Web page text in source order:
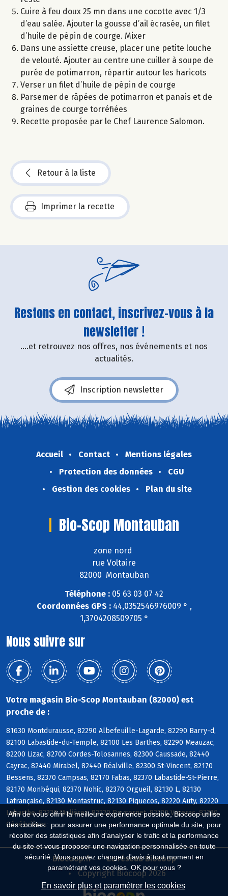
Afin de vous offrir la meilleure expérience possible, Biocoop utilise
des cookies : pour assurer une performance optimale du site, pour
récolter des statistiques afin d'analyser le trafic et la performance
du site et vous proposer une navigation personnalisée en toute
sécurité. Vous pouvez changer d'avis à tout moment en
paramétrant vos cookies. OK pour vous ?
En savoir plus et paramétrer les cookies
Cuire à feu doux 25 mn dans une cocotte avec 1/3
d’eau salée. Ajouter la gousse d’ail écrasée, un filet
d’huile de pépin de courge. Mixer
Dans une assiette creuse, placer une petite louche
de velouté. Ajouter au centre une cuiller à soupe de
purée de potimarron, répartir autour les haricots
Verser un filet d’huile de pépin de courge
Parsemer de râpées de potimarron et panais et de
graines de courge torréfiées
Recette proposée par le Chef Laurence Salomon.
Retour à la liste
Imprimer la recette
Restons en contact, inscrivez-vous à la
newsletter !
....et retrouvez nos offres, nos événements et nos
actualités.
Inscription newsletter
Accueil Contact
Mentions légales
Protection des données
CGU
Gestion des cookies
Plan du site
Bio-Scop Montauban
zone nord
rue Voltaire
82000 Montauban
Téléphone : 05 63 03 07 42
Coordonnées GPS :44,0352546976009 ° ,
1,3704208509705 °
Nous suivre sur
Votre magasin Bio-Scop Montauban (82000) est
proche de :
81630 Montdurausse, 82290 Albefeuille-Lagarde, 82290 Barry-d,
82100 Labastide-du-Temple, 82100 Les Barthes, 82290 Meauzac,
82200 Lizac, 82700 Cordes-Tolosannes, 82300 Caussade, 82440
Cayrac, 82440 Mirabel, 82440 Réalville, 82300 St-Vincent, 82170
Bessens, 82370 Campsas, 82170 Fabas, 82370 Labastide-St-Pierre,
82170 Monbéqui, 82370 Nohic, 82370 Orgueil, 82130 L, 82130
Lafrançaise, 82130 Montastruc, 82130 Piquecos, 82220 Auty, 82220
Labarthe, 82220 Molières, 82220 Puycornet, 82220 Vazerac, 82230
Génébrières
Biocoop.fr
Le réseau Biocoop
Copyright Biocoop 2026